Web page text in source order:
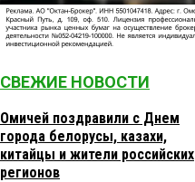
СВЕЖИЕ НОВОСТИ
Омичей поздравили с Днем
города белорусы, казахи,
китайцы и жители российских
регионов